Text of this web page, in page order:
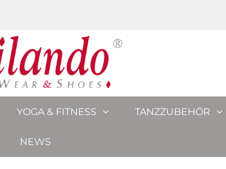
YOGA & FITNESS TANZZUBEHÖR
NEWS